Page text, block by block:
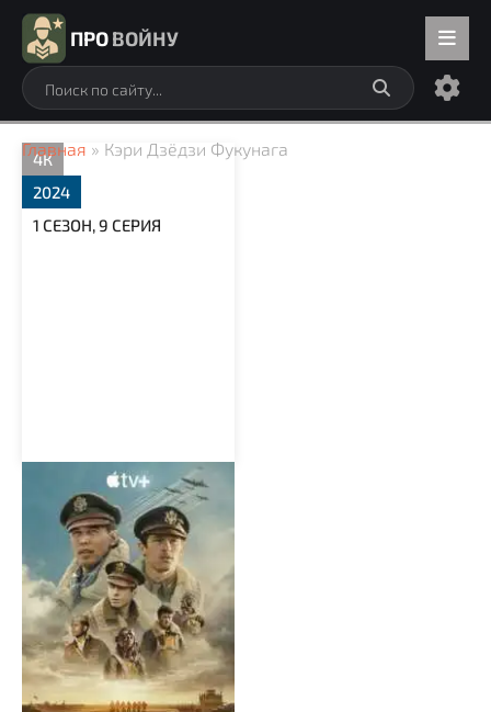
ПРОВОЙНУ
Главная » Кэри Дзёдзи Фукунага
Властелины воздуха
4К
2024
1 СЕЗОН, 9 СЕРИЯ